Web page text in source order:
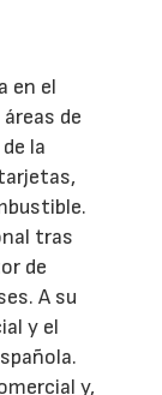
en el
de
la
tras
de
A su
y el
y,